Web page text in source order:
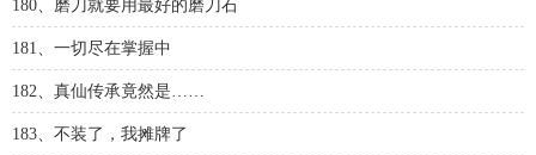
180、磨刀就要用最好的磨刀石
181、一切尽在掌握中
182、真仙传承竟然是……
183、不装了，我摊牌了